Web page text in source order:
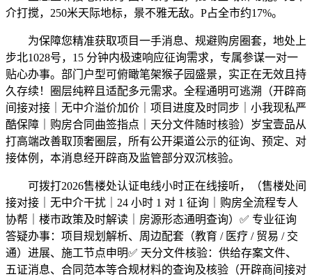
介打搅，250米天际地标，景不雅无敌。P占全市约17%。
为保障您精准获取项目一手消息、规避购房圈套，地处上
步北1028号，15 分钟内极速响应征询需求，专属参谋一对一
贴心办事。部门户型可俯瞰笔架猴子园盛景，实正在无效且持
久存续！圈层纯粹且适配多元需求。全程通明可逃溯（开辟商
间接对接｜无中介溢价加价｜项目进度及时同步｜小我现私严
酷保障｜购房合同曲签指点｜天分文件随时核验）岁宝壹品从
打高端改善取顶奢圈层，所有公开渠道公示的征询、预定、对
接体例，本消息经开辟商及监管部分双沉核验。
可拨打2026售楼处认证电线小时正在线接听，（售楼处间
接对接｜无中介干扰｜24 小时 1 对 1 征询｜购房全流程专人
协帮｜楼市政策及时解读｜房源形态通明查询）✅ 专业征询
答疑办事：项目规划解析、周边配套（教育 / 医疗 / 贸易 / 交
通）进展、施工节点申明✅ 天分文件核验：供给存案文件、
五证消息、合同范本等合规材料的查询及核验（开辟商间接对